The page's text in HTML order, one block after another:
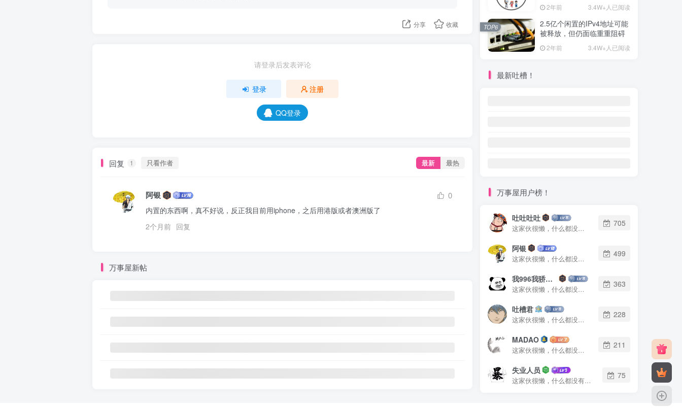
分享 收藏
请登录后发表评论
登录 注册
QQ登录
回复 1 只看作者 最新 最热
阿银 0
内置的东西啊，真不好说，反正我目前用iphone，之后用港版或者澳洲版了
2个月前 回复
万事屋新帖
2年前 3.4W+人已阅读
2.5亿个闲置的IPv4地址可能
被释放，但仍面临重重阻碍
2年前 3.4W+人已阅读
TOP6
最新吐槽！
万事屋用户榜！
吐吐吐吐
这家伙很懒，什么都没有写...
705
阿银
这家伙很懒，什么都没有写...
499
我996我骄傲了么
这家伙很懒，什么都没有写...
363
吐槽君
这家伙很懒，什么都没有写...
228
MADAO
这家伙很懒，什么都没有写...
211
失业人员
这家伙很懒，什么都没有写...
75